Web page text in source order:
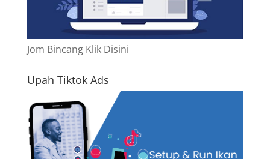
Jom Bincang Klik Disini
Upah Tiktok Ads